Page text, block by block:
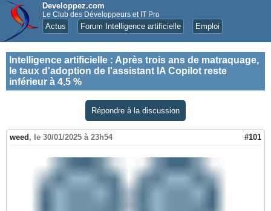
Developpez.com
Le Club des Développeurs et IT Pro
Actus Forum Intelligence artificielle Emploi
Intelligence artificielle : Après trois ans de matraquage,
le taux d'adoption de l'assistant IA Copilot reste
inférieur à 4,5 %
Répondre à la discussion
weed , le 30/01/2025 à 23h54 #101